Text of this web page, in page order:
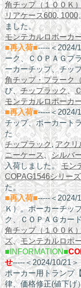
角チップ（１００Ｋ）
リアケース600, 1000
ました。
モンテカルロポーカ
■再入荷■-----＜2024/
ーク、ＣＯＰＡＧプ
ーカーチップ、チッ
角チップ・プラーク
び、チップラック、
モンテカルロポーカ
■再入荷■-----＜2024/
チップ、ポーカート
た
チップラック,アクリ
ニーケース、 シルバ
入荷しました。モン
COPAG1546シリー
た。
■再入荷■-----＜2024/
Ｋ）。ポーカーチッ
ク、ＣＯＰＡＧカー
角チップ（１００Ｋ
ズ、モンテカルロポ
■INFORMATION■
せ-----＜2024/10/21＞
ポーカー用トランプ
律、価格修正(値下げ